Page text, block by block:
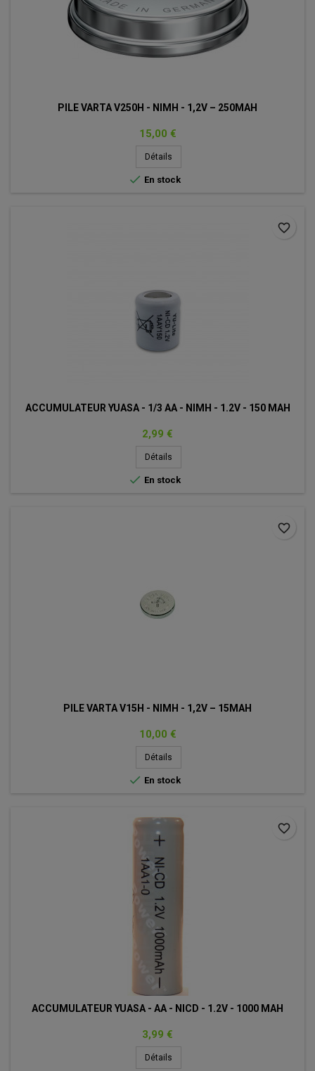
PILE VARTA V250H - NIMH - 1,2V – 250MAH
Prix
15,00 €
Détails
 En stock
ACCUMULATEUR YUASA - 1/3 AA - NIMH - 1.2V - 150 MAH
Prix
2,99 €
Détails
 En stock
favorite_border
PILE VARTA V15H - NIMH - 1,2V – 15MAH
Prix
10,00 €
Détails
 En stock
favorite_border
ACCUMULATEUR YUASA - AA - NICD - 1.2V - 1000 MAH
Prix
3,99 €
Détails
favorite_border